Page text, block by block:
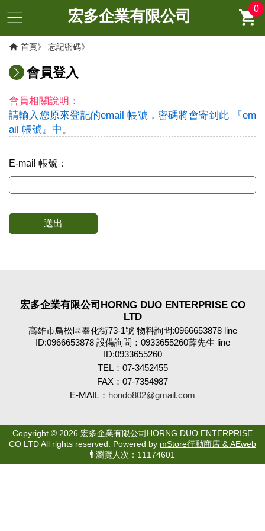
宏多企業有限公司 0
首頁 忘記密碼
會員登入
會員相關說明：
請輸入您原來登記的email 帳號，密碼將會寄到此 『em
ail 帳號』中。
E-mail 帳號：
宏多企業有限公司HORNG DUO ENTERPRISE CO
LTD
高雄市鳥松區奉化街73-1號 物料詢問:0966653878 line
ID:0966653878 設備詢問：0933655260薛先生 line
ID:0933655260
TEL：07-3452455
FAX：07-7354987
E-MAIL： hondo802@gmail.com
Copyright © 2026 宏多企業有限公司HORNG DUO ENTERPRISE
CO LTD All rights reserved. Powered by mStore行動商店 & AEweb
瀏覽人次：11174601